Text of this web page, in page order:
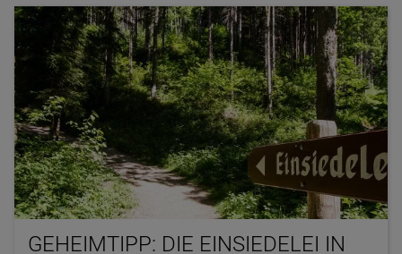
GEHEIMTIPP: DIE EINSIEDELEI IN